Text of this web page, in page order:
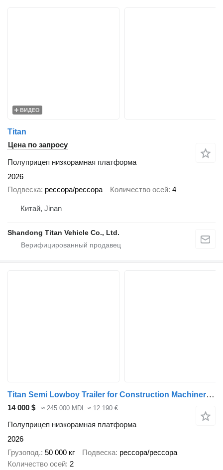
ВИДЕО
Titan
Цена по запросу
Полуприцеп низкорамная платформа
2026
Подвеска рессора/рессора Количество осей 4
Китай, Jinan
Shandong Titan Vehicle Co., Ltd.
Titan Semi Lowboy Trailer for Construction Machinery Transport
14 000 $ ≈ 245 000 MDL ≈ 12 190 €
Полуприцеп низкорамная платформа
2026
Грузопод. 50 000 кг Подвеска рессора/рессора
Количество осей 2